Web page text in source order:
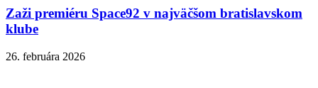
Zaži premiéru Space92 v najväčšom bratislavskom
klube
26. februára 2026